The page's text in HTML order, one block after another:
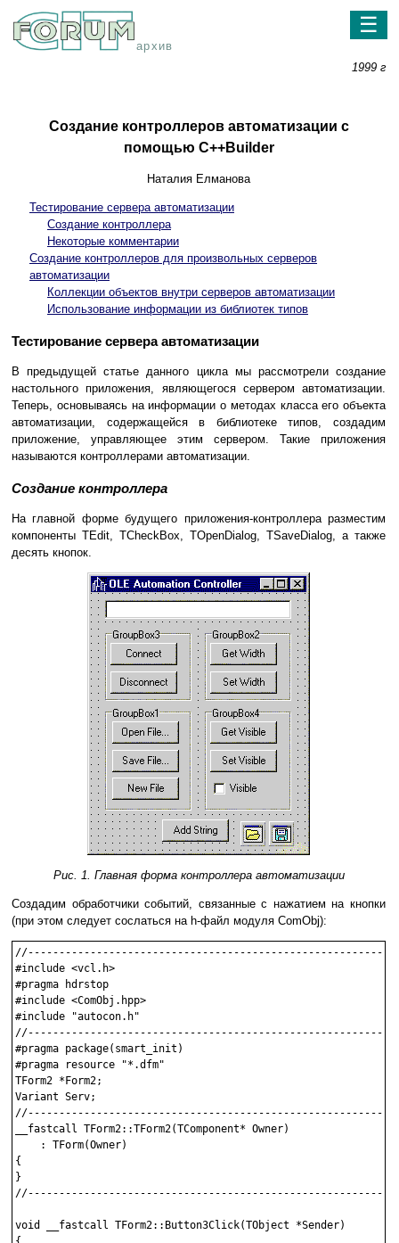
архив
☰
1999 г
Создание контроллеров автоматизации с
помощью C++Builder
Наталия Елманова
Тестирование сервера автоматизации
Создание контроллера
Некоторые комментарии
Создание контроллеров для произвольных серверов
автоматизации
Коллекции объектов внутри серверов автоматизации
Использование информации из библиотек типов
Тестирование сервера автоматизации
В предыдущей статье данного цикла мы рассмотрели создание
настольного приложения, являющегося сервером автоматизации.
Теперь, основываясь на информации о методах класса его объекта
автоматизации, содержащейся в библиотеке типов, создадим
приложение, управляющее этим сервером. Такие приложения
называются контроллерами автоматизации.
Создание контроллера
На главной форме будущего приложения-контроллера разместим
компоненты TEdit, TCheckBox, TOpenDialog, TSaveDialog, а также
десять кнопок.
Рис. 1. Главная форма контроллера автоматизации
Создадим обработчики событий, связанные с нажатием на кнопки
(при этом следует сослаться на h-файл модуля ComObj):
#include <vcl.h>
#pragma hdrstop
#include <ComObj.hpp>
#include "autocon.h"
#pragma package(smart_init)
#pragma resource "*.dfm"
TForm2 *Form2;
Variant Serv;
__fastcall TForm2::TForm2(TComponent* Owner)
    : TForm(Owner)
{
}
void __fastcall TForm2::Button3Click(TObject *Sender)